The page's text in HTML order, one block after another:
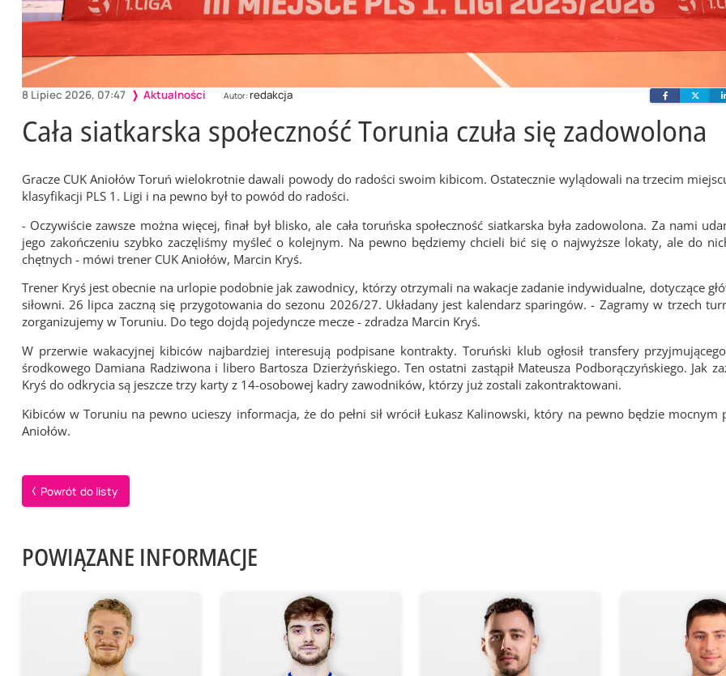
8 Lipiec 2026, 07:47 Aktualności Autor: redakcja Facebook
Cała siatkarska społeczność Torunia czuła się zadowolona
Gracze CUK Aniołów Toruń wielokrotnie dawali powody do radości swoim kibicom. Ostatecznie wylądowali na trzecim
klasyfikacji PLS 1. Ligi i na pewno był to powód do radości.
- Oczywiście zawsze można więcej, finał był blisko, ale cała toruńska społeczność siatkarska była zadowolona. Za nami
jego zakończeniu szybko zaczęliśmy myśleć o kolejnym. Na pewno będziemy chcieli bić się o najwyższe lokaty, ale do
chętnych - mówi trener CUK Aniołów, Marcin Kryś.
Trener Kryś jest obecnie na urlopie podobnie jak zawodnicy, którzy otrzymali na wakacje zadanie indywidualne, dotyczące
siłowni. 26 lipca zaczną się przygotowania do sezonu 2026/27. Układany jest kalendarz sparingów. - Zagramy w trzech
zorganizujemy w Toruniu. Do tego dojdą pojedyncze mecze - zdradza Marcin Kryś.
W przerwie wakacyjnej kibiców najbardziej interesują podpisane kontrakty. Toruński klub ogłosił transfery
środkowego Damiana Radziwona i libero Bartosza Dzierżyńskiego. Ten ostatni zastąpił Mateusza Podborączyńskiego. Jak
Kryś do odkrycia są jeszcze trzy karty z 14-osobowej kadry zawodników, którzy już zostali zakontraktowani.
Kibiców w Toruniu na pewno ucieszy informacja, że do pełni sił wrócił Łukasz Kalinowski, który na pewno będzie mocnym
Aniołów.
Powrót do listy
POWIĄZANE INFORMACJE